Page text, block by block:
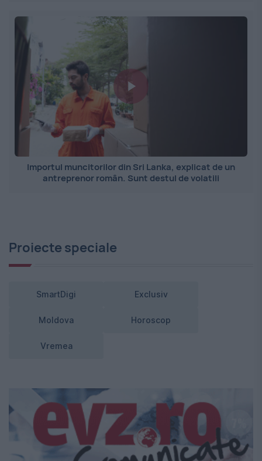
Importul muncitorilor din Sri Lanka, explicat de un
antreprenor român. Sunt destul de volatili
Proiecte speciale
SmartDigi Exclusiv
Moldova Horoscop
Vremea